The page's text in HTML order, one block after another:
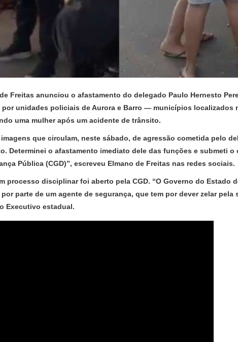
Freitas anunciou o afastamento do delegado Paulo Hernesto
por unidades policiais de Aurora e Barro — municípios localizados
uma mulher após um acidente de trânsito.
que circulam, neste sábado, de agressão cometida pelo
Determinei o afastamento imediato dele das funções e submeti o
Pública (CGD)”, escreveu Elmano de Freitas nas redes sociais.
processo disciplinar foi aberto pela CGD. “O Governo do Estado
parte de um agente de segurança, que tem por dever zelar pela
Executivo estadual.